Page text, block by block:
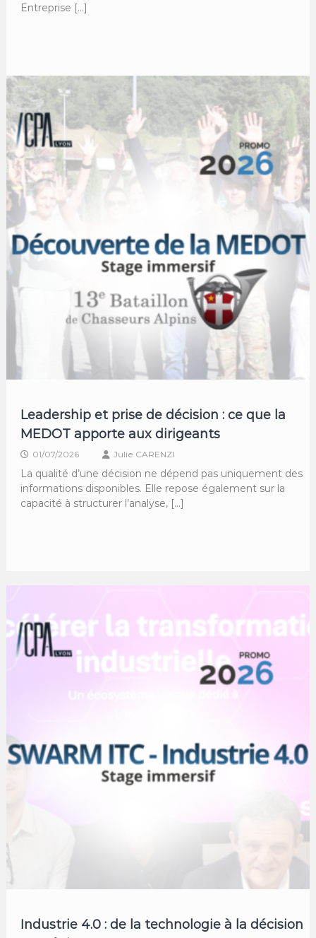
Entreprise […]
Leadership et prise de décision : ce que la
MEDOT apporte aux dirigeants
01/07/2026 Julie CARENZI
La qualité d’une décision ne dépend pas uniquement des
informations disponibles. Elle repose également sur la
capacité à structurer l’analyse, […]
Industrie 4.0 : de la technologie à la décision